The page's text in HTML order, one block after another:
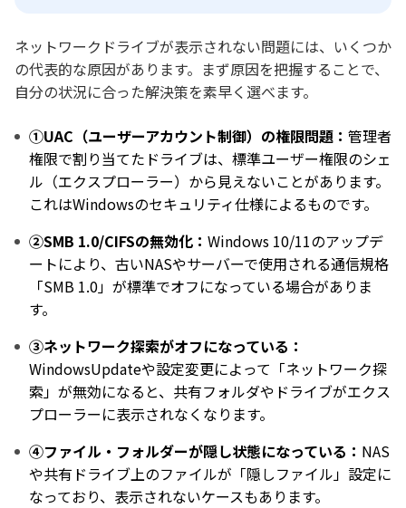
ネットワークドライブが表示されない問題には、いくつか
の代表的な原因があります。まず原因を把握することで、
自分の状況に合った解決策を素早く選べます。
①UAC（ユーザーアカウント制御）の権限問題： 管理者
権限で割り当てたドライブは、標準ユーザー権限のシェ
ル（エクスプローラー）から見えないことがあります。
これはWindowsのセキュリティ仕様によるものです。
②SMB 1.0/CIFSの無効化： Windows 10/11のアップデ
ートにより、古いNASやサーバーで使用される通信規格
「SMB 1.0」が標準でオフになっている場合がありま
す。
③ネットワーク探索がオフになっている：
WindowsUpdateや設定変更によって「ネットワーク探
索」が無効になると、共有フォルダやドライブがエクス
プローラーに表示されなくなります。
④ファイル・フォルダーが隠し状態になっている： NAS
や共有ドライブ上のファイルが「隠しファイル」設定に
なっており、表示されないケースもあります。